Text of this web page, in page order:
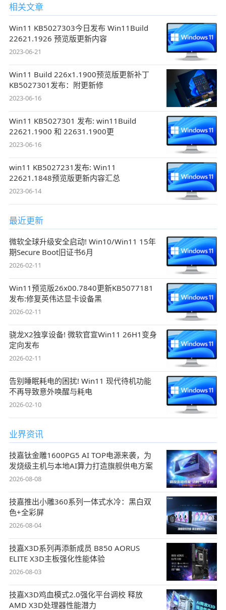
相关文章
Win11 KB5027303今日发布 Win11Build
22621.1926 预览版更新内容
2023-06-21
Win11 Build 226x1.1900预览版更新补丁
KB5027301发布：附更新修
2023-06-16
Win11 KB5027301 发布: win11Build
22621.1900 和 22631.1900更
2023-06-16
win11 KB5027231发布: Win11
22621.1848预览版更新内容汇总
2023-06-14
最近更新
微软全球升级安全启动! Win10/Win11 15年
期Secure Boot旧证书6月
2026-02-11
Win11预览版26x00.7840更新KB5077181
发布:修复英伟达显卡设备黑
2026-02-11
骁龙X2独享设备! 微软官宣Win11 26H1变身
定向发布
2026-02-11
告别睡眠耗电的困扰! Win11 现代待机功能
不再导致意外唤醒与耗电
2026-02-10
业界资讯
技嘉钛金雕1600PG5 AI TOP电源来袭，为
发烧级主机与本地AI算力打造旗舰供电方案
2026-08-08
技嘉推出小雕360系列一体式水冷：黑白双
色+全彩屏
2026-08-04
技嘉X3D系列再添新成员 B850 AORUS
ELITE X3D主板强化性能体验
2026-08-03
技嘉X3D鸡血模式2.0强化平台调校 释放
AMD X3D处理器性能潜力